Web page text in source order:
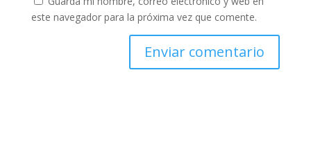
este navegador para la próxima vez que comente.